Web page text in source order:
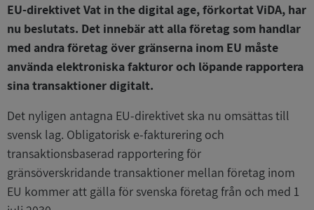
EU-direktivet Vat in the digital age, förkortat ViDA, har
nu beslutats. Det innebär att alla företag som handlar
med andra företag över gränserna inom EU måste
använda elektroniska fakturor och löpande rapportera
sina transaktioner digitalt.
Det nyligen antagna EU-direktivet ska nu omsättas till
svensk lag. Obligatorisk e-fakturering och
transaktionsbaserad rapportering för
gränsöverskridande transaktioner mellan företag inom
EU kommer att gälla för svenska företag från och med 1